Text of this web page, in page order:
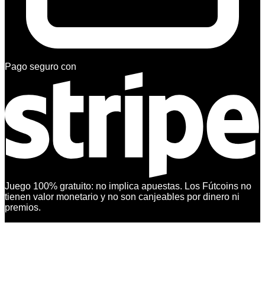
Pago seguro con
Juego 100% gratuito: no implica apuestas. Los Fútcoins no
tienen valor monetario y no son canjeables por dinero ni
premios.